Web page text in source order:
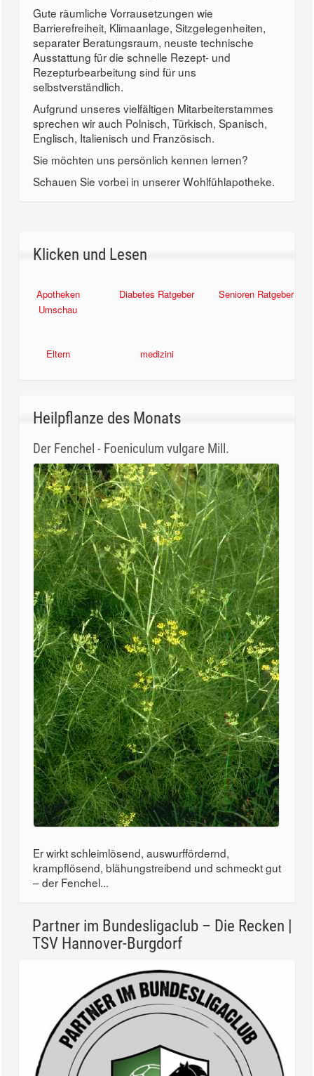
Gute räumliche Vorrausetzungen wie
Barrierefreiheit, Klimaanlage, Sitzgelegenheiten,
separater Beratungsraum, neuste technische
Ausstattung für die schnelle Rezept- und
Rezepturbearbeitung sind für uns
selbstverständlich.
Aufgrund unseres vielfältigen Mitarbeiterstammes
sprechen wir auch Polnisch, Türkisch, Spanisch,
Englisch, Italienisch und Französisch.
Sie möchten uns persönlich kennen lernen?
Schauen Sie vorbei in unserer Wohlfühlapotheke.
Klicken und Lesen
Apotheken
Umschau
Diabetes Ratgeber Senioren Ratgeber
Eltern medizini
Heilpflanze des Monats
Der Fenchel - Foeniculum vulgare Mill.
Er wirkt schleimlösend, auswurffördernd,
krampflösend, blähungstreibend und schmeckt gut
– der Fenchel...
Partner im Bundesligaclub – Die Recken |
TSV Hannover-Burgdorf